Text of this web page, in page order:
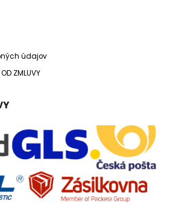
údajov
OD ZMLUVY